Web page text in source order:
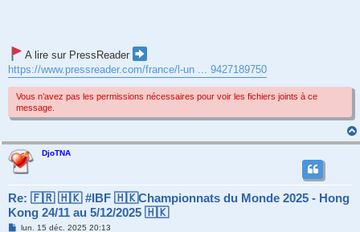
A lire sur PressReader
https://www.pressreader.com/france/l-un ... 9427189750
Vous n’avez pas les permissions nécessaires pour voir les fichiers joints à ce
message.
DjoTNA
Re: 🇫🇷 🇭🇰 #IBF 🇭🇰Championnats du Monde 2025 - Hong
Kong 24/11 au 5/12/2025 🇭🇰
Mlun. 15 déc. 2025 20:13